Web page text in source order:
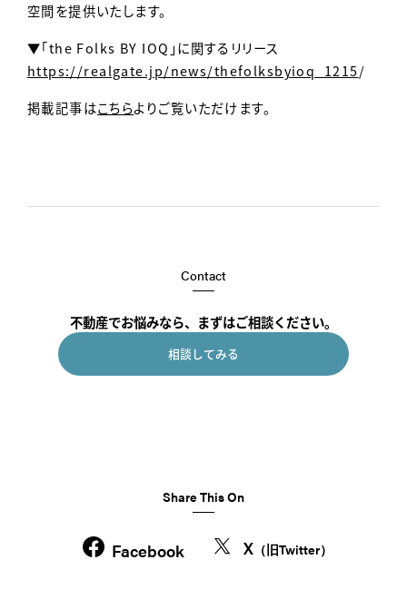
空間を提供いたします。
▼「the Folks BY IOQ」に関するリリース
https://realgate.jp/news/thefolksbyioq_1215/
掲載記事はこちらよりご覧いただけます。
Contact
不動産でお悩みなら、まずはご相談ください。
相談してみる
Share This On
Facebook X （旧Twitter）